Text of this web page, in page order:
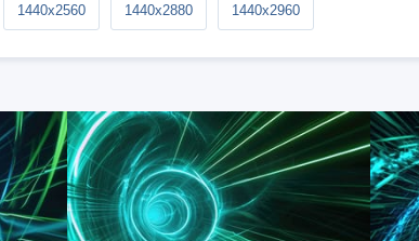
1440x2560 1440x2880 1440x2960